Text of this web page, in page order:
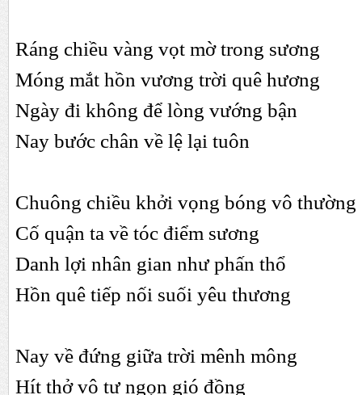
Ráng chiều vàng vọt mờ trong sương
Móng mắt hồn vương trời quê hương
Ngày đi không để lòng vướng bận
Nay bước chân về lệ lại tuôn
Chuông chiều khởi vọng bóng vô thường
Cố quận ta về tóc điểm sương
Danh lợi nhân gian như phấn thổ
Hồn quê tiếp nối suối yêu thương
Nay về đứng giữa trời mênh mông
Hít thở vô tư ngọn gió đồng